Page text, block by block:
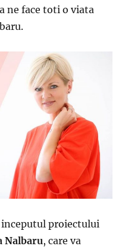
ne face toti o viata
proiectului
Nalbaru, care va